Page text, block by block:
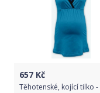
657 Kč